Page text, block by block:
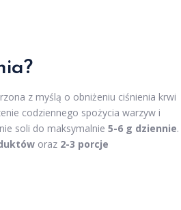
z myślą o obniżeniu ciśnienia krwi
codziennego spożycia warzyw i
soli do maksymalnie 5-6 g dziennie.
oraz 2-3 porcje